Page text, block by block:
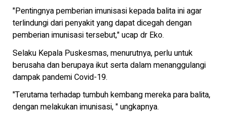
"Pentingnya pemberian imunisasi kepada balita ini agar
terlindungi dari penyakit yang dapat dicegah dengan
pemberian imunisasi tersebut," ucap dr Eko.
Selaku Kepala Puskesmas, menurutnya, perlu untuk
berusaha dan berupaya ikut serta dalam menanggulangi
dampak pandemi Covid-19.
"Terutama terhadap tumbuh kembang mereka para balita,
dengan melakukan imunisasi, " ungkapnya.